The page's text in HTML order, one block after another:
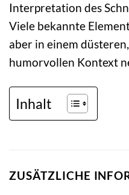
Interpretation des
Viele bekannte
aber in einem
humorvollen Kontext
Inhalt
ZUSÄTZLICHE